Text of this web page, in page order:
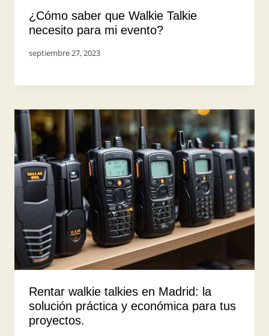
¿Cómo saber que Walkie Talkie
necesito para mi evento?
Por
septiembre 27, 2023
Rentar walkie talkies en Madrid: la
solución práctica y económica para tus
proyectos.